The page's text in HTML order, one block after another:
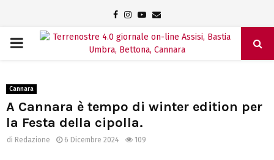
Facebook
Instagram
Youtube
Email
PRIMARY
Cannara
A Cannara è tempo di winter edition per
la Festa della cipolla.
di Redazione 6 Dicembre 2024 109